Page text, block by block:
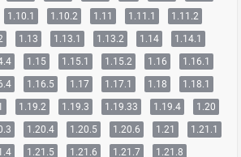
1.10.1 1.10.2 1.11 1.11.1
1.11.2
1.13 1.13.1 1.13.2 1.14
1.14.1
1.15 1.15.1 1.15.2 1.16
1.16.1
1.16.5 1.17 1.17.1 1.18
1.18.1
1.19.2 1.19.3 1.19.33 1.19.4
1.20
1.20.4 1.20.5 1.20.6 1.21
1.21.1
1.21.5 1.21.6 1.21.7
1.21.8